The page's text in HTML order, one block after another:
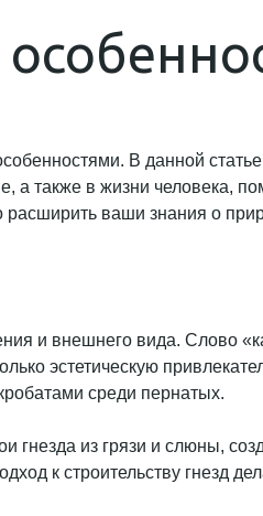
В данной
также в жизни человека,
ваши знания о
и внешнего вида. Слово
эстетическую
среди пернатых.
гнезда из грязи и слюны,
к строительству гнезд